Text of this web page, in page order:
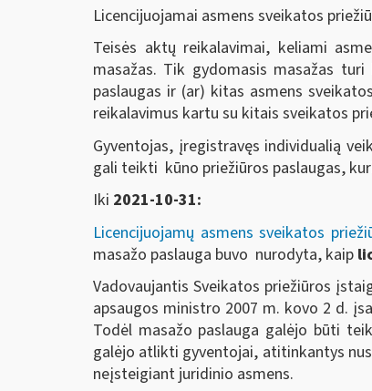
Licencijuojamai asmens sveikatos
Teisės aktų reikalavimai, keliami
masažas. Tik gydomasis masažas
paslaugas ir (ar) kitas asmens
reikalavimus kartu su kitais sveikatos
Gyventojas, įregistravęs individualią
gali teikti kūno priežiūros paslaugas,
Iki 2021-10-31:
Licencijuojamų asmens sveikatos
masažo paslauga buvo nurodyta, kaip
Vadovaujantis Sveikatos priežiūros
apsaugos ministro 2007 m. kovo 2 d.
Todėl masažo paslauga galėjo būti
galėjo atlikti gyventojai, atitinkantys
neįsteigiant juridinio asmens.